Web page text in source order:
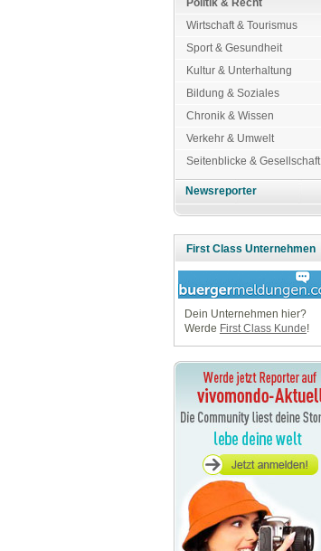
Politik & Recht
Wirtschaft & Tourismus
Sport & Gesundheit
Kultur & Unterhaltung
Bildung & Soziales
Chronik & Wissen
Verkehr & Umwelt
Seitenblicke & Gesellschaft
Newsreporter
First Class Unternehmen
Dein Unternehmen hier?
Werde First Class Kunde!